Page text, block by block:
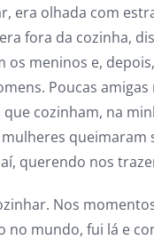
era olhada com
fora da cozinha,
os meninos e,
Poucas
que cozinham, na
queimaram
querendo nos
Nos
no mundo, fui lá e